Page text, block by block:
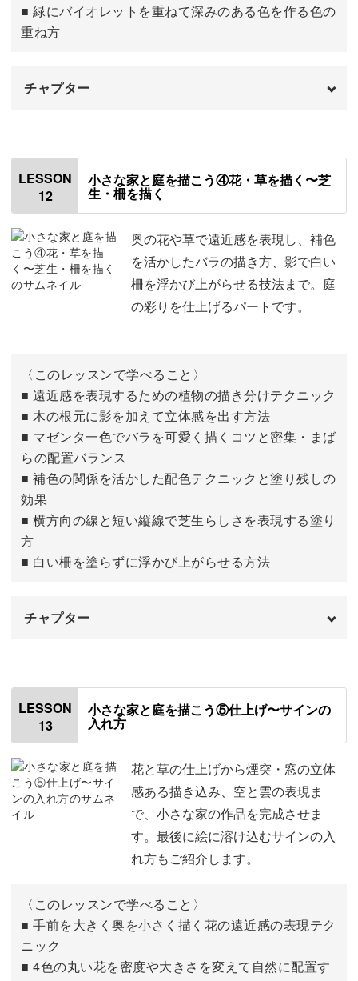
■ 緑にバイオレットを重ねて深みのある色を作る色の
重ね方
チャプター
窓やドアを描く
木を描く
LESSON
12
小さな家と庭を描こう④花・草を描く〜芝
生・柵を描く
奥の花や草で遠近感を表現し、補色
を活かしたバラの描き方、影で白い
柵を浮かび上がらせる技法まで。庭
の彩りを仕上げるパートです。
〈このレッスンで学べること〉
■ 遠近感を表現するための植物の描き分けテクニック
■ 木の根元に影を加えて立体感を出す方法
■ マゼンタ一色でバラを可愛く描くコツと密集・まば
らの配置バランス
■ 補色の関係を活かした配色テクニックと塗り残しの
効果
■ 横方向の線と短い縦線で芝生らしさを表現する塗り
方
■ 白い柵を塗らずに浮かび上がらせる方法
チャプター
奥側の花や草を描く
バラを描く
芝生と柵を描く 07:02
LESSON
13
小さな家と庭を描こう⑤仕上げ〜サインの
入れ方
花と草の仕上げから煙突・窓の立体
感ある描き込み、空と雲の表現ま
で、小さな家の作品を完成させま
す。最後に絵に溶け込むサインの入
れ方もご紹介します。
〈このレッスンで学べること〉
■ 手前を大きく奥を小さく描く花の遠近感の表現テク
ニック
■ 4色の丸い花を密度や大きさを変えて自然に配置す